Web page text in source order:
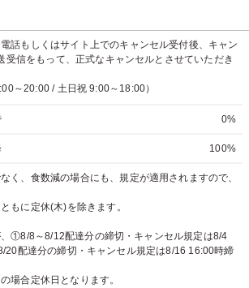
話もしくはサイト上でのキャンセル受付後、キャン
受信をもって、正式なキャンセルとさせていただき
～20:00 / 土日祝 9:00～18:00）
0%
100%
く、食数減の場合にも、規定が適用されますので、
もに定休(木)を除きます。
①8/8～8/12配達分の締切・キャンセル規定は8/4
配達分の締切・キャンセル規定は8/16 16:00時締
場合定休日となります。